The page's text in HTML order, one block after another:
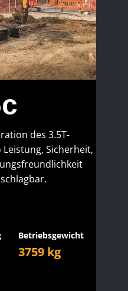
des 3.5T-
Sicherheit,
Betriebsgewicht
3759 kg